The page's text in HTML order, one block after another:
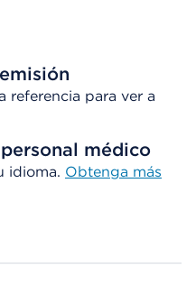
referencia para ver a
médico
idioma. Obtenga más